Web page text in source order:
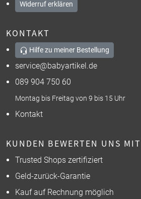
Widerruf erklären
KONTAKT
Hilfe zu meiner Bestellung
service@babyartikel.de
089 904 750 60
Montag bis Freitag von 9 bis 15 Uhr
Kontakt
KUNDEN BEWERTEN UNS
Trusted Shops zertifiziert
Geld-zurück-Garantie
Kauf auf Rechnung möglich